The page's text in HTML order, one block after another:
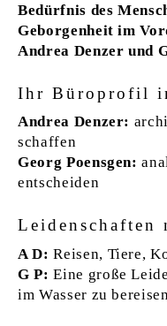
Bedürfnis des
Geborgenheit im
Andrea Denzer und
Ihr Büroprofil
Andrea Denzer:
schaffen
Georg Poensgen:
entscheiden
Leidenschaften
A D: Reisen, Tiere,
G P: Eine große
im Wasser zu